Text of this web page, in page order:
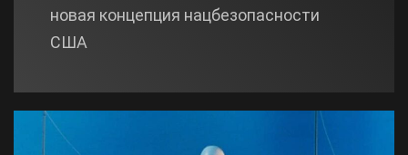
новая концепция нацбезопасности
США